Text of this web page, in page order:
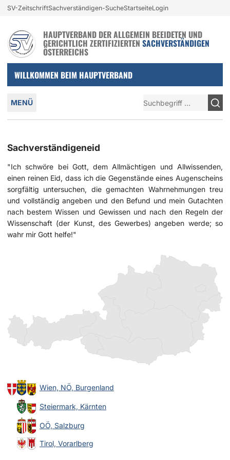
Login und nützliche Links
SV-ZeitschriftSachverständigen-SucheStartseiteLogin
HAUPTVERBAND DER ALLGEMEIN BEEIDETEN UND
GERICHTLICH ZERTIFIZIERTEN SACHVERSTÄNDIGEN
ÖSTERREICHS
WILLKOMMEN BEIM HAUPTVERBAND
Hauptmenü
MENÜ
Sachverständigeneid
"Ich schwöre bei Gott, dem Allmächtigen und Allwissenden,
einen reinen Eid, dass ich die Gegenstände eines Augenscheins
sorgfältig untersuchen, die gemachten Wahrnehmungen treu
und vollständig angeben und den Befund und mein Gutachten
nach bestem Wissen und Gewissen und nach den Regeln der
Wissenschaft (der Kunst, des Gewerbes) angeben werde; so
wahr mir Gott helfe!"
Wien, NÖ, Burgenland
Steiermark, Kärnten
OÖ, Salzburg
Tirol, Vorarlberg